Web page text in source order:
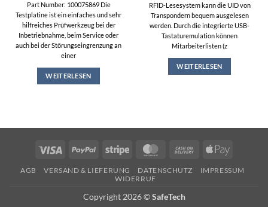
Part Number: 100075869 Die
Testplatine ist ein einfaches und sehr
hilfreiches Prüfwerkzeug bei der
Inbetriebnahme, beim Service oder
auch bei der Störungseingrenzung an
einer
WEITERLESEN
RFID-Lesesystem kann die UID von
Transpondern bequem ausgelesen
werden. Durch die integrierte USB-
Tastaturemulation können
Mitarbeiterlisten (z
WEITERLESEN
Visa PayPal Stripe MasterCardCash
Delivery
Apple
AGB VERSAND & LIEFERUNG DATENSCHUTZ
IMPRESSUM
WIDERRUF
Copyright 2026 ©SafeTech